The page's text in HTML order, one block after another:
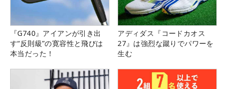
『G740』アイアンが引き出
す“反則級”の寛容性と飛びは
本当だった！
アディダス『コードカオス
27』は強烈な蹴りでパワーを
生む